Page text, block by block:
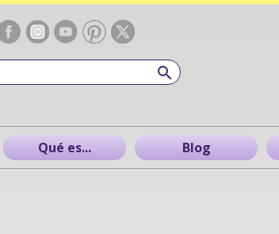
Qué es... Blog